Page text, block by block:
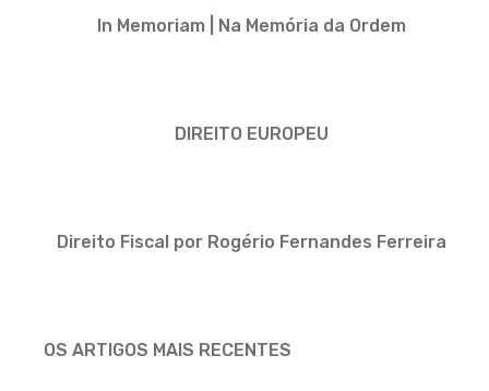
In Memoriam | Na Memória da Ordem
DIREITO EUROPEU
Direito Fiscal por Rogério Fernandes Ferreira
OS ARTIGOS MAIS RECENTES